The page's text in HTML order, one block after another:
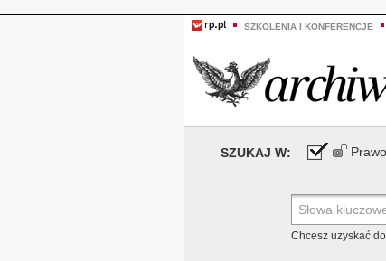
SZKOLENIA I KONFERENCJE
SZUKAJ W: Prawo
Chcesz uzyskać